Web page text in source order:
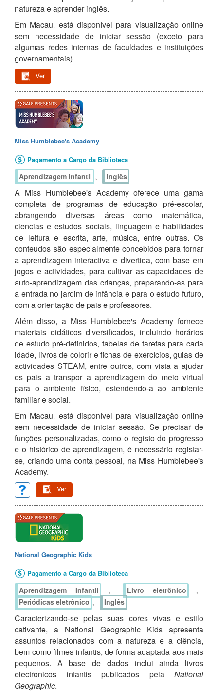
natureza e aprender inglês.
Em Macau, está disponível para visualização online
sem necessidade de iniciar sessão (exceto para
algumas redes internas de faculdades e instituições
governamentais).
Ver
Miss Humblebee's Academy
Pagamento a Cargo da Biblioteca
Aprendizagem Infantil 、 Inglês
A Miss Humblebee's Academy oferece uma gama
completa de programas de educação pré-escolar,
abrangendo diversas áreas como matemática,
ciências e estudos sociais, linguagem e habilidades
de leitura e escrita, arte, música, entre outras. Os
conteúdos são especialmente concebidos para tornar
a aprendizagem interactiva e divertida, com base em
jogos e actividades, para cultivar as capacidades de
auto-aprendizagem das crianças, preparando-as para
a entrada no jardim de infância e para o estudo futuro,
com a orientação de pais e professores.
Além disso, a Miss Humblebee's Academy fornece
materiais didáticos diversificados, incluindo horários
de estudo pré-definidos, tabelas de tarefas para cada
idade, livros de colorir e fichas de exercícios, guias de
actividades STEAM, entre outros, com vista a ajudar
os pais a transpor a aprendizagem do meio virtual
para o ambiente físico, estendendo-a ao ambiente
familiar e social.
Em Macau, está disponível para visualização online
sem necessidade de iniciar sessão. Se precisar de
funções personalizadas, como o registo do progresso
e o histórico de aprendizagem, é necessário registar-
se, criando uma conta pessoal, na Miss Humblebee's
Academy.
Ver
National Geographic Kids
Pagamento a Cargo da Biblioteca
Aprendizagem Infantil 、 Livro eletrônico 、
Periódicas eletrônico 、 Inglês
Caracterizando-se pelas suas cores vivas e estilo
cativante, a National Geographic Kids apresenta
assuntos relacionados com a natureza e a ciência,
bem como filmes infantis, de forma adaptada aos mais
pequenos. A base de dados inclui ainda livros
electrónicos infantis publicados pelaNational
Geographic.